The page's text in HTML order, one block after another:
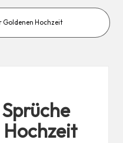
Goldenen Hochzeit